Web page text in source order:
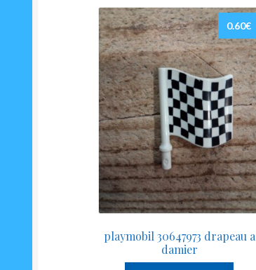
playmobil 30647973 drapeau a
damier
0.60€